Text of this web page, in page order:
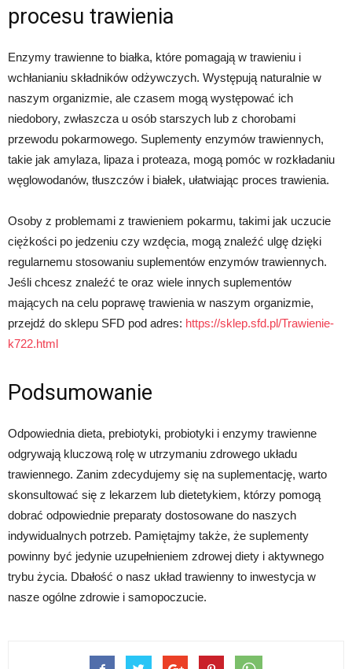
procesu trawienia
Enzymy trawienne to białka, które pomagają w trawieniu i
wchłanianiu składników odżywczych. Występują naturalnie w
naszym organizmie, ale czasem mogą występować ich
niedobory, zwłaszcza u osób starszych lub z chorobami
przewodu pokarmowego. Suplementy enzymów trawiennych,
takie jak amylaza, lipaza i proteaza, mogą pomóc w rozkładaniu
węglowodanów, tłuszczów i białek, ułatwiając proces trawienia.
Osoby z problemami z trawieniem pokarmu, takimi jak uczucie
ciężkości po jedzeniu czy wzdęcia, mogą znaleźć ulgę dzięki
regularnemu stosowaniu suplementów enzymów trawiennych.
Jeśli chcesz znaleźć te oraz wiele innych suplementów
mających na celu poprawę trawienia w naszym organizmie,
przejdź do sklepu SFD pod adres: https://sklep.sfd.pl/Trawienie-
k722.html
Podsumowanie
Odpowiednia dieta, prebiotyki, probiotyki i enzymy trawienne
odgrywają kluczową rolę w utrzymaniu zdrowego układu
trawiennego. Zanim zdecydujemy się na suplementację, warto
skonsultować się z lekarzem lub dietetykiem, którzy pomogą
dobrać odpowiednie preparaty dostosowane do naszych
indywidualnych potrzeb. Pamiętajmy także, że suplementy
powinny być jedynie uzupełnieniem zdrowej diety i aktywnego
trybu życia. Dbałość o nasz układ trawienny to inwestycja w
nasze ogólne zdrowie i samopoczucie.